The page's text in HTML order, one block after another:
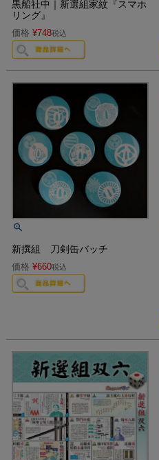
黒船社中｜新選組家紋『スマホ
リング』
価格 ¥748税込
新撰組 刀剣缶バッチ
価格 ¥660税込